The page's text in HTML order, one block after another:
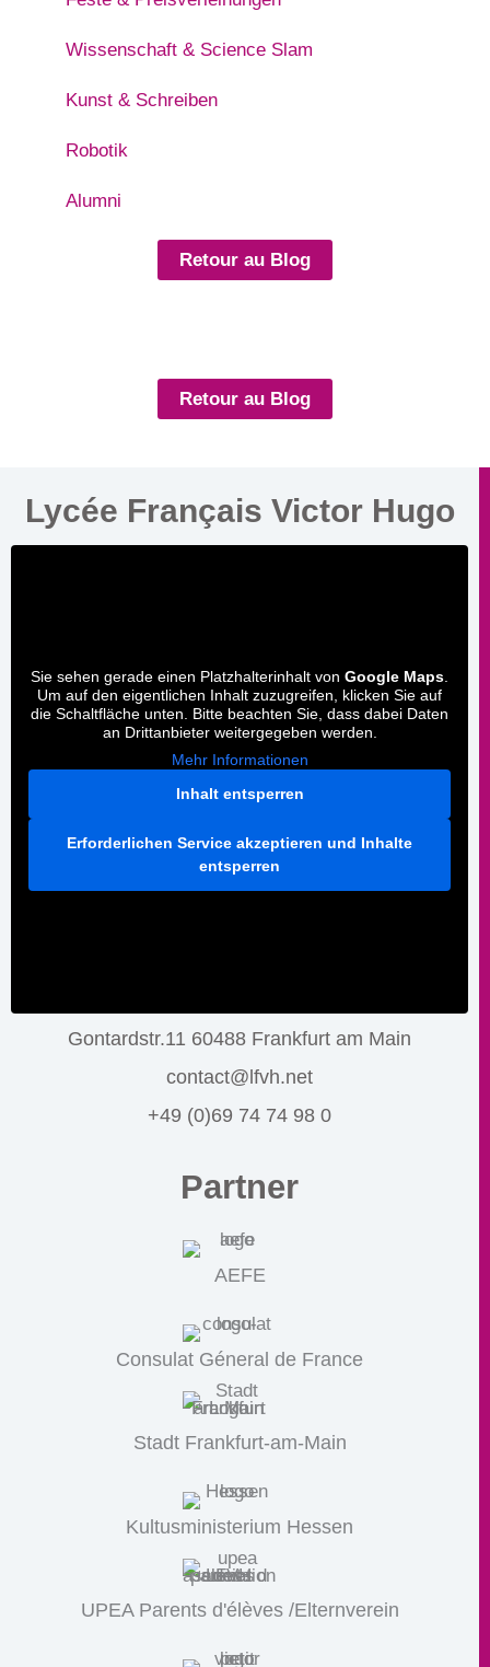
Wissenschaft & Science Slam
Kunst & Schreiben
Robotik
Alumni
Retour au Blog
Retour au Blog
Lycée Français Victor Hugo
Sie sehen gerade einen Platzhalterinhalt von Google Maps
Um auf den eigentlichen Inhalt zuzugreifen, klicken Sie auf
die Schaltfläche unten. Bitte beachten Sie, dass dabei Daten
an Drittanbieter weitergegeben werden.
Mehr Informationen
Inhalt entsperren
Erforderlichen Service akzeptieren und Inhalte
entsperren
Gontardstr.11 60488 Frankfurt am Main
contact@lfvh.net
+49 (0)69 74 74 98 0
Partner
AEFE
Consulat Géneral de France
Stadt Frankfurt-am-Main
Kultusministerium Hessen
UPEA Parents d'élèves /Elternverein